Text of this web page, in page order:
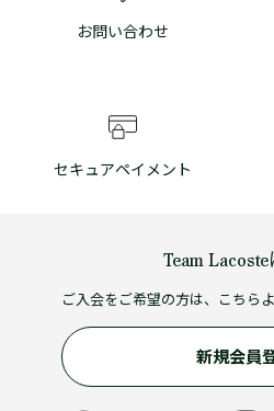
お問い合わせ
セキュアペイメント
Team
ご入会をご希望の方は、こちら
新規会員